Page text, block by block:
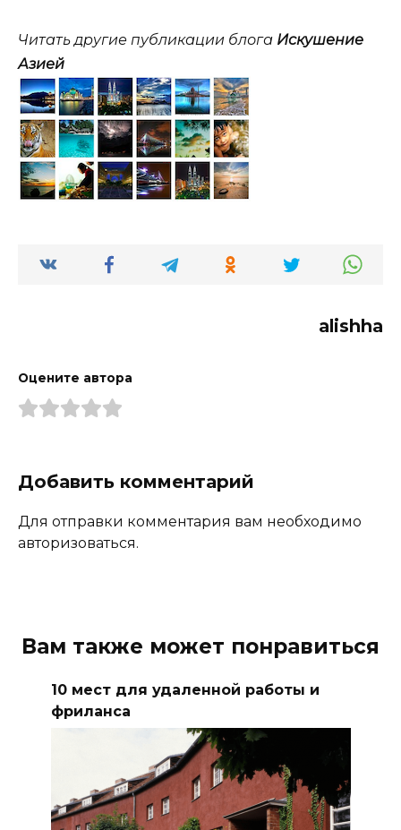
Читать другие публикации блога Искушение
Азией
alishha
Оцените автора
Добавить комментарий
Для отправки комментария вам необходимо
авторизоваться.
Вам также может понравиться
10 мест для удаленной работы и
фриланса